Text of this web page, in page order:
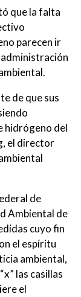
que la falta
parecen ir
de que sus
hidrógeno del
el director
de
Ambiental de
cuyo fin
el espíritu
ambiental,
las casillas
el